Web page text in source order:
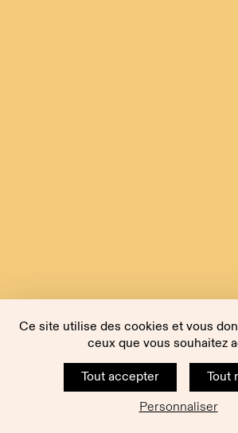
Ce site utilise des cookies et vous
ceux que vous souhaitez
Tout accepter
Tout
Personnaliser